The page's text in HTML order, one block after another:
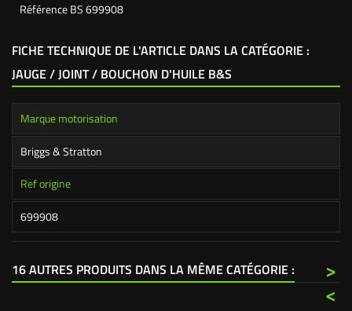
RéférenceBS 699908
FICHE TECHNIQUE DE L'ARTICLE DANS LA CATÉGORIE :
JAUGE / JOINT / BOUCHON D'HUILE B&S
Marque motorisation
Briggs & Stratton
Ref origine
699908
16 AUTRES PRODUITS DANS LA MÊME CATÉGORIE :
>
<